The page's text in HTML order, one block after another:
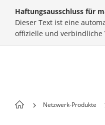
Skip to content
Haftungsausschluss für
Dieser Text ist eine
offizielle und verbindliche
Netzwerk-Produkte